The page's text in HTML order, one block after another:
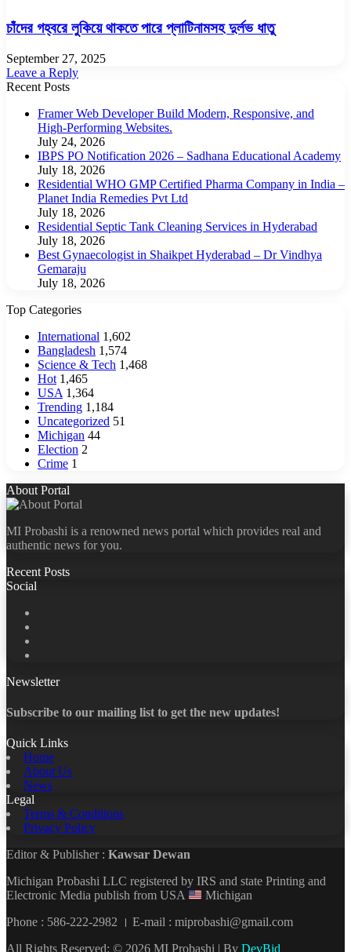
চাঁদের গহ্বরে লুকিয়ে থাকতে পারে প্লাটিনামসহ দুর্লভ ধাতু
September 27, 2025
Leave a Reply
Recent Posts
Framer Web Developer Build Modern, Responsive, and
High-Performing Websites.
July 24, 2026
IBPS PO Notification 2026 – Sadhana Educational Academy
July 18, 2026
Residential WHO GMP Certified Pharma Company in India –
Planet India Remedies Pvt Ltd
July 18, 2026
Residential Septic Tank Cleaning Services in Hyderabad
July 18, 2026
Best Gynaecologist in Shaikpet Hyderabad – Dr Vindhya
Gemaraju
July 18, 2026
Top Categories
International 1,602
Bangladesh 1,574
Science & Tech 1,468
Hot 1,465
USA 1,364
Trending 1,184
Uncategorized 51
Michigan 44
Election 2
Crime 1
About Portal
MI Probashi is a renowned news portal which provides real and
authentic news for you.
Recent Posts
Social
Newsletter
Subscribe to our mailing list to get the new updates!
Quick Links
Home
About Us
News
Legal
Terms & Conditions
Privacy Policy
Editor & Publisher : Kawsar Dewan
Michigan Probashi LLC registered by IRS and state Printing and
Electronic Media publish from USA
Michigan
Phone : 586-222-2982 । E-mail : miprobashi@gmail.com
All Rights Reserved: © 2026 MI Probashi | By DevBid